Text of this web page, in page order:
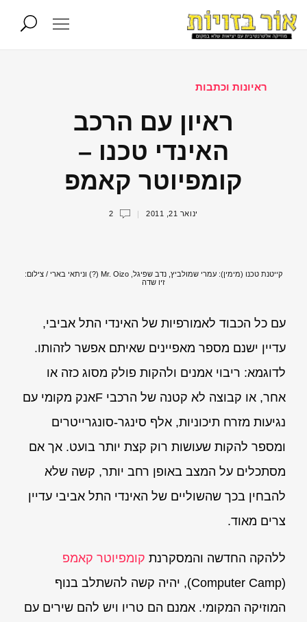
ראיונות וכתבות
ראיון עם הרכב
האינדי טכנו –
קומפיוטר קאמפ
ינואר 21, 2011
קייטנת טכנו (מימין): עמרי שמולביץ, נדב שפיגל, Mr. Oizo (?) וניתאי בארי / צילום:
זיו שדה
עם כל הכבוד לאמורפיות של האינדי התל אביבי,
עדיין ישנם מספר מאפיינים שאיתם אפשר לזהותו.
לדוגמא: ריבוי אמנים ולהקות פולק מסוג כזה או
אחר, או קבוצה לא קטנה של הרכבי Fאנק מקומי עם
נגיעות מזרח תיכוניות, אלף סינגר-סונגרייטרים
ומספר להקות שעושות רוק קצת יותר בועט. אך אם
מסתכלים על המצב באופן רחב יותר, קשה שלא
להבחין בכך שהשוליים של האינדי התל אביבי עדיין
צרים מאוד.
ללהקה החדשה והמסקרנת קומפיוטר קאמפ
(Computer Camp), יהיה קשה להשתלב בנוף
המוזיקה המקומי. אמנם הם טריו ויש להם שירים עם